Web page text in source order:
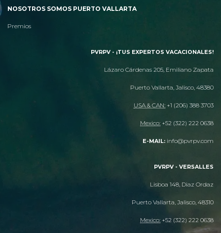
NOSOTROS SOMOS PUERTO VALLARTA
Premios
PVRPV - ¡TUS EXPERTOS VACACIONALES!
Lázaro Cárdenas 205, Emiliano Zapata
Puerto Vallarta, Jalisco, 48380
USA & CAN: +1 (206) 388 3703
Mexico: +52 (322) 222 0638
E-MAIL: info@pvrpv.com
PVRPV - VERSALLES
Lisboa 148, Diaz Ordaz
Puerto Vallarta, Jalisco, 48310
Mexico: +52 (322) 222 0638